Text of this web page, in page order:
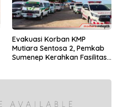
Evakuasi Korban KMP
Mutiara Sentosa 2, Pemkab
Sumenep Kerahkan Fasilitas